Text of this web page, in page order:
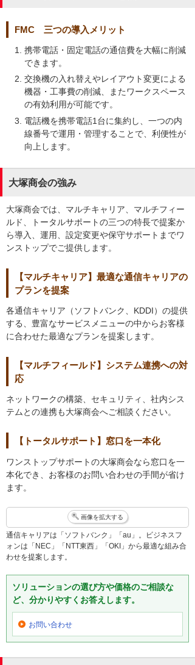
FMC 三つの導入メリット
携帯電話・固定電話の通信費を大幅に削減
できます。
交換機の入れ替えやレイアウト変更による
機器・工事費の削減、またワークスペース
の有効利用が可能です。
電話機を携帯電話1台に集約し、一つの内
線番号で運用・管理することで、利便性が
向上します。
大塚商会の強み
大塚商会では、マルチキャリア、マルチフィー
ルド、トータルサポートの三つの特長で提案か
ら導入、運用、設定変更や保守サポートまでワ
ンストップでご提供します。
【マルチキャリア】最適な通信キャリアの
プランを提案
各通信キャリア（ソフトバンク、KDDI）の提供
する、豊富なサービスメニューの中からお客様
に合わせた最適なプランを提案します。
【マルチフィールド】システム連携への対
応
ネットワークの構築、セキュリティ、社内シス
テムとの連携も大塚商会へご相談ください。
【トータルサポート】窓口を一本化
ワンストップサポートの大塚商会なら窓口を一
本化でき、お客様のお問い合わせの手間が省け
ます。
画像を拡大する
通信キャリアは「ソフトバンク」「au」。ビジネスフ
ォンは「NEC」「NTT東西」「OKI」から最適な組み合
わせを提案します。
ソリューションの選び方や価格のご相談な
ど、分かりやすくお答えします。
お問い合わせ